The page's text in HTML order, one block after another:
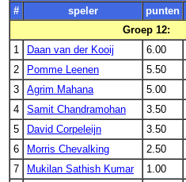
#
speler punten
Groep 12:
1
Daan van der Kooij 6.00
2
Pomme Leenen 5.50
3
Agrim Mahana 5.00
4
Samit Chandramohan 3.50
5
David Corpeleijn 3.50
6
Morris Chevalking 2.50
7
Mukilan Sathish Kumar 1.00